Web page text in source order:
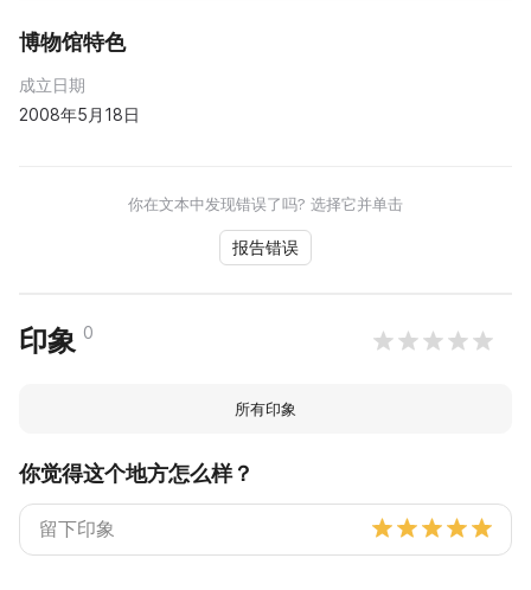
博物馆特色
成立日期
2008年5月18日
你在文本中发现错误了吗? 选择它并单击
报告错误
印象 0
所有印象
你觉得这个地方怎么样？